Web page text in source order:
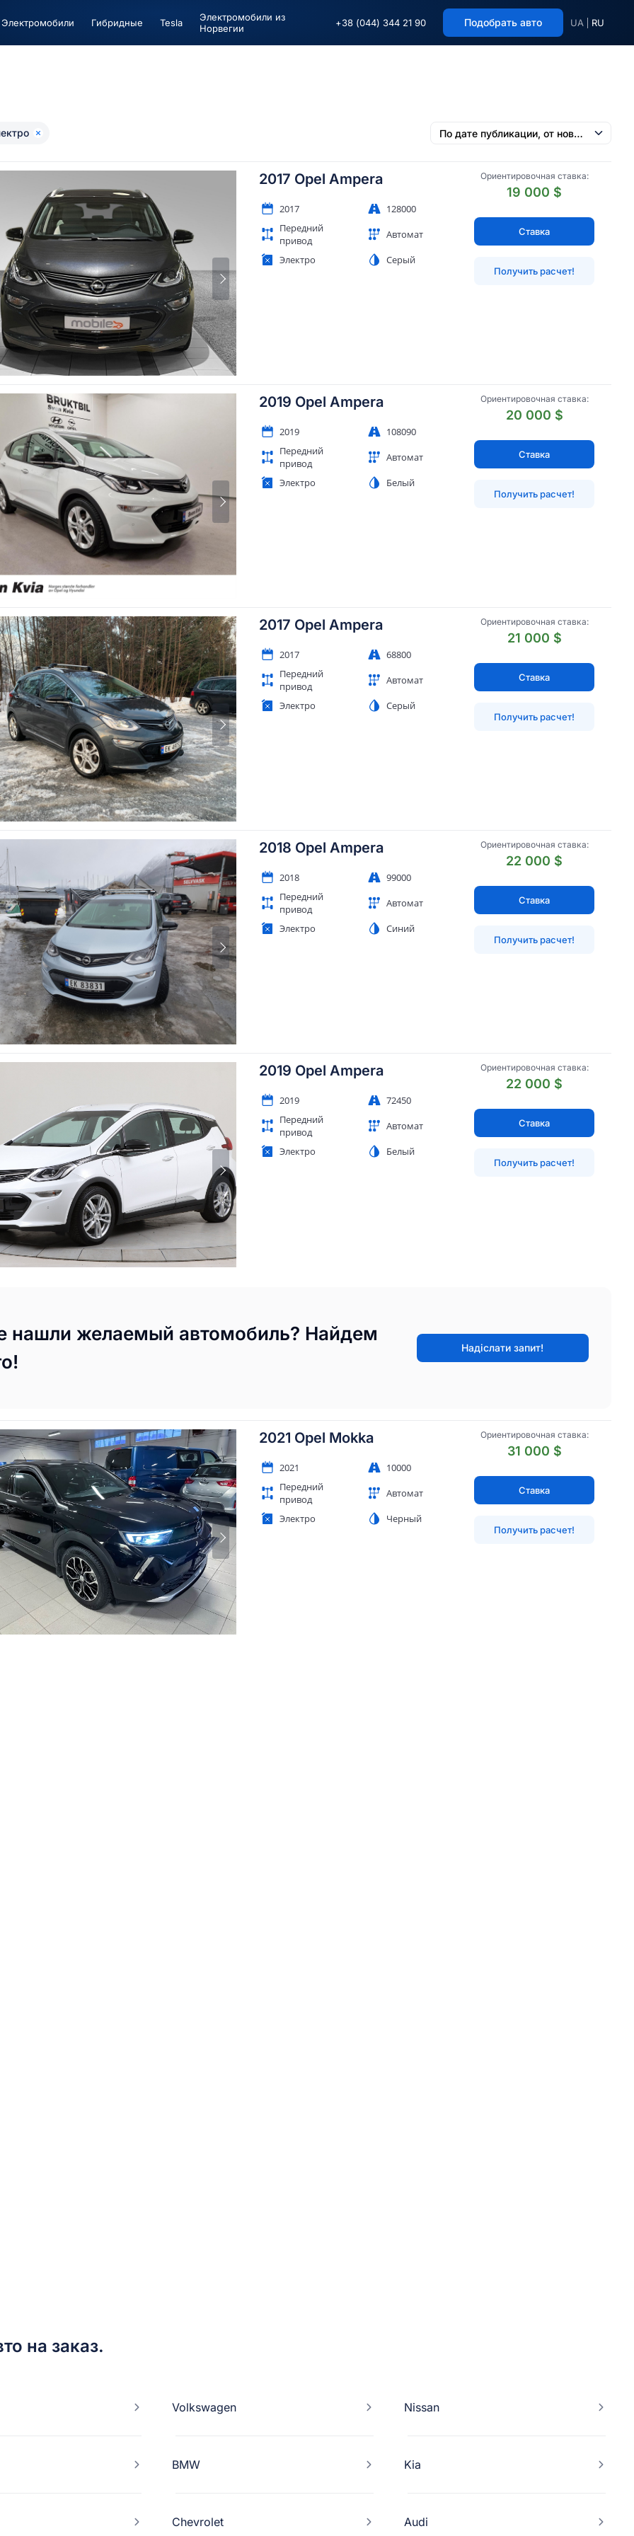
Электромобили Гибридные Tesla
Электромобили из
Норвегии
+38 (044) 344 21 90 Подобрать авто UA RU
2017 Opel Ampera
2017
128000
Передний
привод
Автомат
Электро
Серый
Ориентировочная ставка:
19 000 $
Ставка
Получить расчет!
2019 Opel Ampera
2019
108090
Передний
привод
Автомат
Электро
Белый
Ориентировочная ставка:
20 000 $
Ставка
Получить расчет!
2017 Opel Ampera
2017
68800
Передний
привод
Автомат
Электро
Серый
Ориентировочная ставка:
21 000 $
Ставка
Получить расчет!
2018 Opel Ampera
2018
99000
Передний
привод
Автомат
Электро
Синий
Ориентировочная ставка:
22 000 $
Ставка
Получить расчет!
2019 Opel Ampera
2019
72450
Передний
привод
Автомат
Электро
Белый
Ориентировочная ставка:
22 000 $
Ставка
Получить расчет!
нашли желаемый автомобиль? Найдем
Надіслати запит!
2021 Opel Mokka
2021
10000
Передний
привод
Автомат
Электро
Черный
Ориентировочная ставка:
31 000 $
Ставка
Получить расчет!
на заказ.
Volkswagen Nissan
BMW Kia
Chevrolet Audi